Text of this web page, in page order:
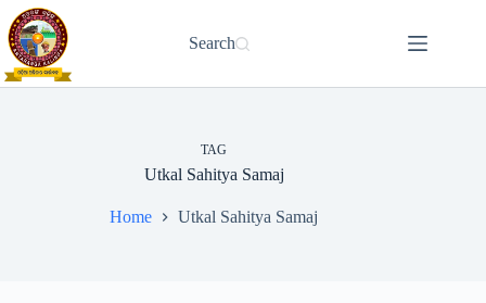
Skip
to
content
Search
TAG
Utkal Sahitya Samaj
Home Utkal Sahitya Samaj